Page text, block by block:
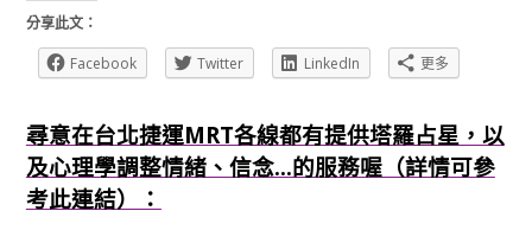
分享此文：
Facebook
Twitter LinkedIn 更多
尋意在台北捷運MRT各線都有提供塔羅占星，以
及心理學調整情緒、信念...的服務喔（詳情可參
考此連結）：